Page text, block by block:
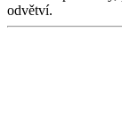
odvětví.